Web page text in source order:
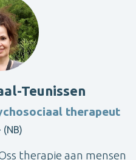
Teunissen
therapeut
(NB)
therapie aan mensen